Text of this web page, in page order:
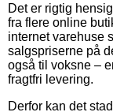
Det er rigtig
fra flere online
internet varehuse
salgspriserne på
også til voksne –
fragtfri levering.
Derfor kan det